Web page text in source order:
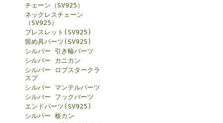
チェーン（SV925）
ネックレスチェーン
（SV925）
ブレスレット(SV925)
留め具パーツ(SV925)
シルバー 引き輪パーツ
シルバー カニカン
シルバー ロブスタークラ
スプ
シルバー マンテルパーツ
シルバー フックパーツ
エンドパーツ(SV925)
シルバー 板カン